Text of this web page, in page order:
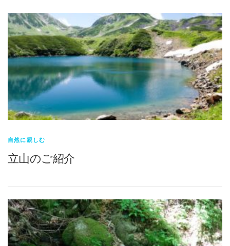
自然に親しむ
立山のご紹介